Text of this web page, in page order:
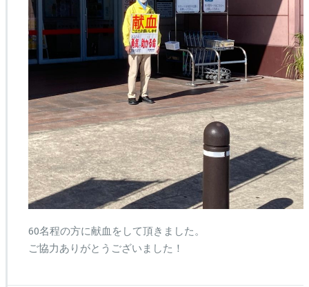
60名程の方に献血をして頂きました。
ご協力ありがとうございました！